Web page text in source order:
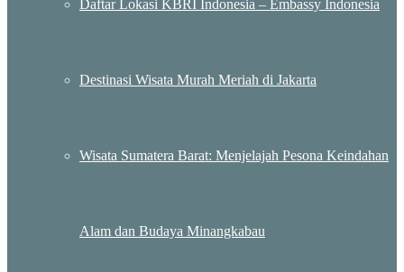
Daftar Lokasi KBRI Indonesia – Embassy Indonesia
Destinasi Wisata Murah Meriah di Jakarta
Wisata Sumatera Barat: Menjelajah Pesona Keindahan
Alam dan Budaya Minangkabau